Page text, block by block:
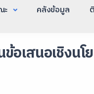
ะ คลังข้อมูล
สนอเชิงนโ